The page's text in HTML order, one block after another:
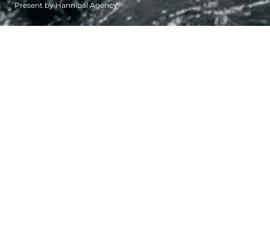
Present by Hannibal Agency